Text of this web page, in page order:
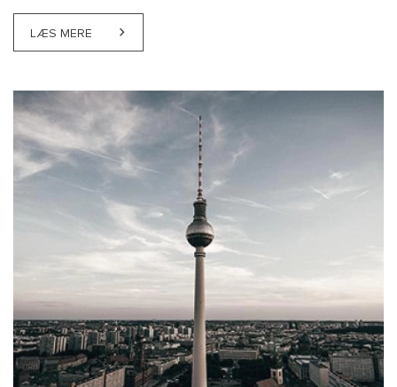
LÆS MERE ABOUT FOKUS PÅ VEJBENYTTELSESAFGIFT – OBS!